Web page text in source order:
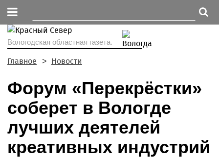
Вологодская областная газета.
Главное Новости
Форум «Перекрёстки»
соберет в Вологде
лучших деятелей
креативных индустрий